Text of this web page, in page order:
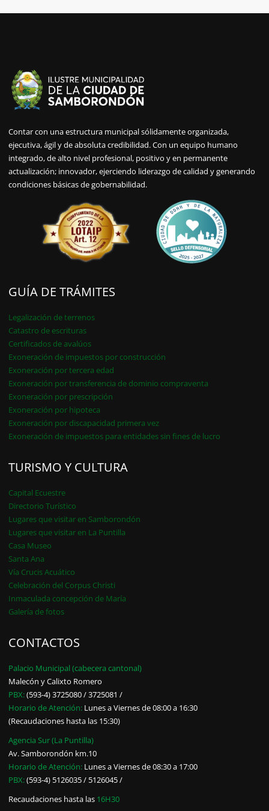
Contar con una estructura municipal sólidamente organizada,
ejecutiva, ágil y de absoluta credibilidad. Con un equipo humano
integrado, de alto nivel profesional, positivo y en permanente
actualización; innovador, ejerciendo liderazgo de calidad y generando
condiciones básicas de gobernabilidad.
GUÍA DE TRÁMITES
Legalización de terrenos
Catastro de escrituras
Certificados de avalúos
Exoneración de impuestos por construcción
Exoneración por tercera edad
Exoneración por transferencia de dominio compraventa
Exoneración por prescripción
Exoneración por hipoteca
Exoneración por discapacidad primera vez
Exoneración de impuestos para entidades sin fines de lucro
TURISMO Y CULTURA
Capital Ecuestre
Directorio Turístico
Lugares que visitar en Samborondón
Lugares que visitar en La Puntilla
Casa Museo
Santa Ana
Vía Crucis Acuático
Celebración del Corpus Christi
Inmaculada concepción de María
Galería de fotos
CONTACTOS
Palacio Municipal (cabecera cantonal)
Malecón y Calixto Romero
PBX:(593-4) 3725080 / 3725081 /
Horario de Atención: Lunes a Viernes de 08:00 a 16:30
(Recaudaciones hasta las 15:30)
Agencia Sur (La Puntilla)
Av. Samborondón km.10
Horario de Atención: Lunes a Viernes de 08:30 a 17:00
PBX:(593-4) 5126035 / 5126045 /
Recaudaciones hasta las 16H30